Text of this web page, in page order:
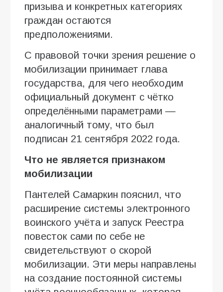
призыва и конкретных категориях
граждан остаются
предположениями.
С правовой точки зрения решение о
мобилизации принимает глава
государства, для чего необходим
официальный документ с чётко
определёнными параметрами —
аналогичный тому, что был
подписан 21 сентября 2022 года.
Что не является признаком
мобилизации
Пантелей Самаркин пояснил, что
расширение системы электронного
воинского учёта и запуск Реестра
повесток сами по себе не
свидетельствуют о скорой
мобилизации. Эти меры направлены
на создание постоянной системы